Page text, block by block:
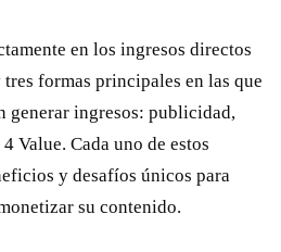
en los ingresos directos
formas principales en las que
generar ingresos: publicidad,
Value. Cada uno de estos
y desafíos únicos para
su contenido.